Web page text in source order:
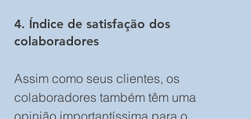
4. Índice de satisfação dos
colaboradores
Assim como seus clientes, os
colaboradores também têm uma
opinião importantíssima para o